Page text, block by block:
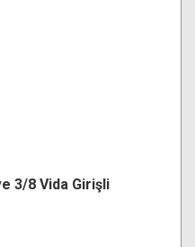
3/8 Vida Girişli